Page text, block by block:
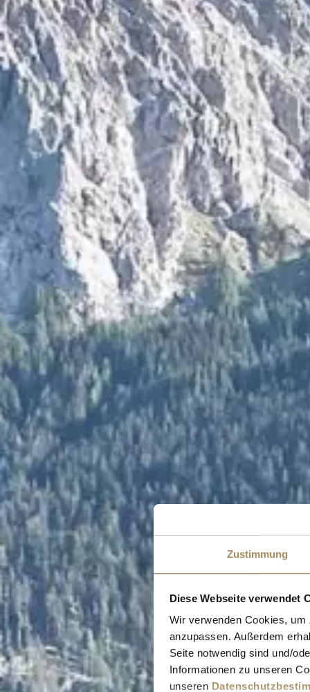
Zustimmung
Diese Webseite verwendet
Wir verwenden Cookies,
anzupassen. Außerdem
Seite notwendig sind und/
Informationen zu unseren
unseren